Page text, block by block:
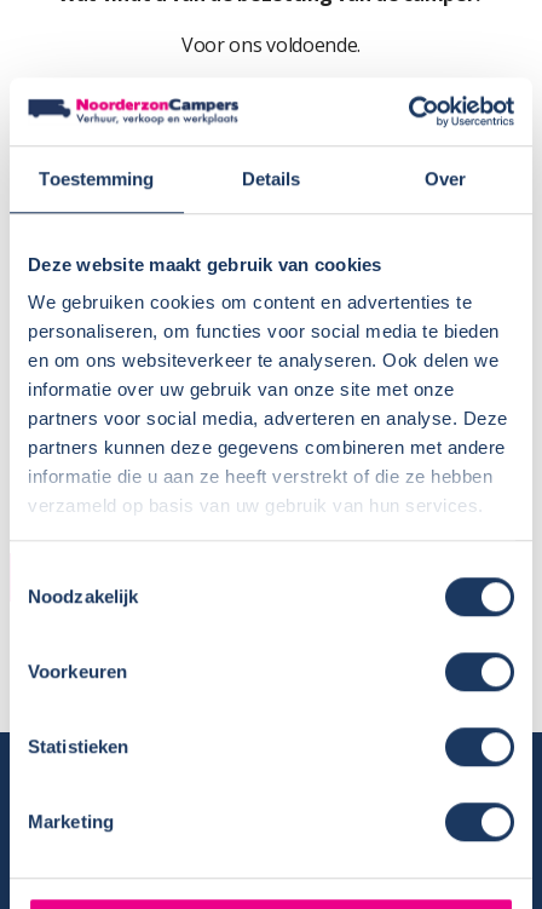
Toestemming Details Over
Deze website maakt gebruik van cookies
We gebruiken cookies om content en advertenties te
personaliseren, om functies voor social media te bieden
en om ons websiteverkeer te analyseren. Ook delen we
informatie over uw gebruik van onze site met onze
partners voor social media, adverteren en analyse. Deze
partners kunnen deze gegevens combineren met andere
informatie die u aan ze heeft verstrekt of die ze hebben
verzameld op basis van uw gebruik van hun services.
Noodzakelijk
Voorkeuren
Statistieken
Marketing
Voor ons voldoende.
Zou u Noorderzon Campers aanbevelen? En waarom?
Ja, vanwege de prettige samenwerking en omdat alles
netjes geregeld wordt/is.
Locatie:
Hoofddorp - Noord-Holland